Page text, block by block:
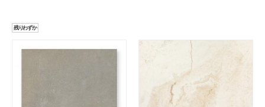
残りわずか